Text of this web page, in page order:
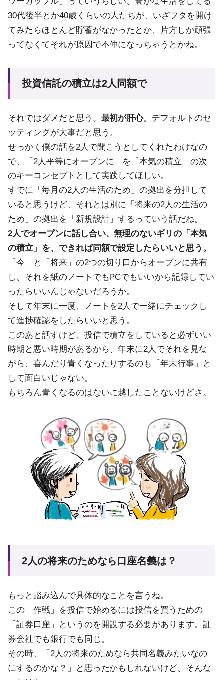
30代後半とか40歳くらいの人たちが、いざフタを開け
てみたらほとんど貯蓄がなかったとか、片方しか頑張
ってなくてそれが原因で不仲になっちゃうとかね。
投資信託の積立は2人同額で
それではダメだと思う。 最初が肝心。デフォルトのセ
ッティングが大事だと思う。
せっかく僕の話を2人で聞こうとしてくれたわけなの
で、「2人平等にオープンに」を「本気の積立」の次
のキーコンセプトとして実践してほしい。
すでに「毎月の2人の生活のため」の拠出を分担して
いると思うけど、それとは別に「将来の2人の生活の
ため」の拠出を「新規設計」するっていう話だね。
2人でオープンに話し合い、無理のないギリの「本気
の積立」を、できれば同額で設定したらいいと思う。
「今」と「将来」の2つの切り口からオープンに共有
し、それを紙のノートでもPCでもいいから記録してい
ったらいいんじゃないだろうか。
そして年末に一度、ノートを2人で一緒にチェックし
て進捗確認をしたらいいと思う。
このあと話すけど、投信で積立をしていると必ずいい
時期と悪い時期があるから、年末に2人でそれを見な
がら、喜んだり青くなったりするのも「年末行事」と
して面白いじゃない。
もちろん青くなるのはないに越したことないけどさ。
2人の将来のためなら口座名義は？
もっと踏み込んで具体的なことを言うね。
この「作戦」を投信で始めるには投信を買うための
「証券口座」というのを開設する必要があります。証
券会社でも銀行でも同じ。
その時、「2人の将来のためなら共同名義みたいなの
にするのかな？」と思ったかもしれないけど、そんな